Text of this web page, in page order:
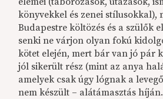
könyvekkel és zenei stílusokkal),
Budapestre költözés és a szülők
senki ne várjon olyan fokú
kötet elején, mert bár van jó pár
jól sikerült rész (mint az anya
amelyek csak úgy lógnak a
nem készült – alátámasztás híján.